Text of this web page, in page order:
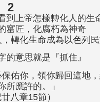
2
到上帝怎樣轉化人的生
窰 匠，化腐朽為神奇
轉化生命成為以色列
的意思就是『抓住』
佑你，領你歸回這地
所應許的。」
八章15節）